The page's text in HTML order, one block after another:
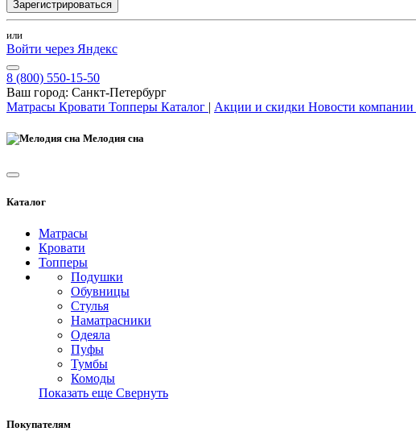
Зарегистрироваться
или
Войти через Яндекс
8 (800) 550-15-50
Ваш город: Санкт-Петербург
Матрасы Кровати Топперы Каталог | Акции и скидки Новости компании
Мелодия сна
Каталог
Матрасы
Кровати
Топперы
Подушки
Обувницы
Стулья
Наматрасники
Одеяла
Пуфы
Тумбы
Комоды
Показать еще Свернуть
Покупателям